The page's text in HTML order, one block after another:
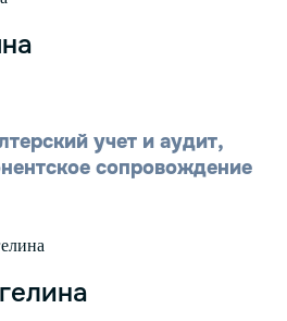
учет и аудит,
сопровождение